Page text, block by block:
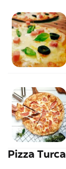
Pizza Turca